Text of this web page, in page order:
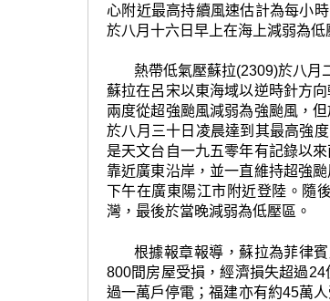
心附近最高持續風速估計為每小
於八月十六日早上在海上減弱為低
熱帶低氣壓蘇拉(2309)於八月
蘇拉在呂宋以東海域以逆時針方
兩度從超強颱風減弱為強颱風，
於八月三十日凌晨達到其最高強
是天文台自一九五零年有記錄以
靠近廣東沿岸，並一直維持超強
下午在廣東陽江市附近登陸。隨
灣，最後於當晚減弱為低壓區。
根據報章報導，蘇拉為菲律
800間房屋受損，經濟損失超過
過一萬戶停電；福建亦有約45萬